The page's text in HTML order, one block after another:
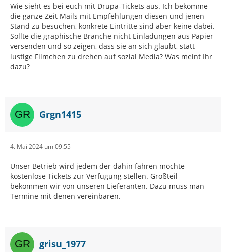
Wie sieht es bei euch mit Drupa-Tickets aus. Ich bekomme
die ganze Zeit Mails mit Empfehlungen diesen und jenen
Stand zu besuchen, konkrete Eintritte sind aber keine dabei.
Sollte die graphische Branche nicht Einladungen aus Papier
versenden und so zeigen, dass sie an sich glaubt, statt
lustige Filmchen zu drehen auf sozial Media? Was meint Ihr
dazu?
Grgn1415
4. Mai 2024 um 09:55
Unser Betrieb wird jedem der dahin fahren möchte
kostenlose Tickets zur Verfügung stellen. Großteil
bekommen wir von unseren Lieferanten. Dazu muss man
Termine mit denen vereinbaren.
grisu_1977